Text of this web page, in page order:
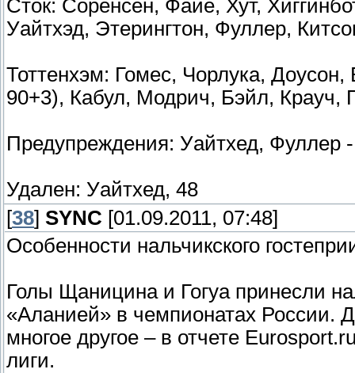
Сток: Соренсен, Файе, Хут,
Уайтхэд, Этерингтон, Фуллер,
Тоттенхэм: Гомес, Чорлука,
90+3), Кабул, Модрич, Бэйл, Крауч,
Предупреждения: Уайтхед, Фуллер
Удален: Уайтхед, 48
[38] SYNC [01.09.2011, 07:48]
Особенности нальчикского
Голы Щаницина и Гогуа принесли
«Аланией» в чемпионатах России.
многое другое – в отчете
лиги.